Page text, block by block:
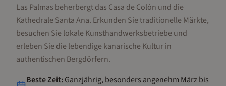
Las Palmas beherbergt das Casa de Colón und die
Kathedrale Santa Ana. Erkunden Sie traditionelle Märkte,
besuchen Sie lokale Kunsthandwerksbetriebe und
erleben Sie die lebendige kanarische Kultur in
authentischen Bergdörfern.
Beste Zeit:Ganzjährig, besonders angenehm März bis